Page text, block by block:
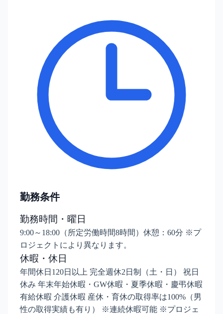
勤務条件
勤務時間・曜日
9:00～18:00（所定労働時間8時間）休憩：60分 ※プ
ロジェクトにより異なります。
休暇・休日
年間休日120日以上 完全週休2日制（土・日） 祝日
休み 年末年始休暇・GW休暇・夏季休暇・慶弔休暇
有給休暇 介護休暇 産休・育休の取得率は100%（男
性の取得実績も有り） ※連続休暇可能 ※プロジェ